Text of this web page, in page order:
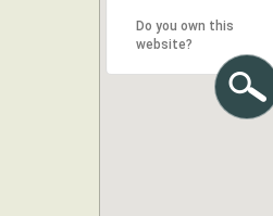
Do you own this
website?